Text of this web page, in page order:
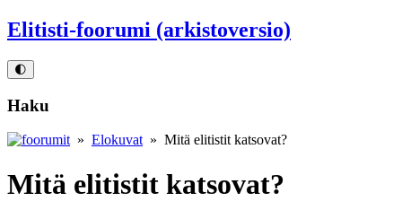
Elitisti-foorumi (arkistoversio)
🌓
Haku
» Elokuvat » Mitä elitistit katsovat?
Mitä elitistit katsovat?